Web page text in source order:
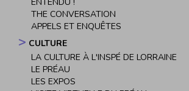
THE CONVERSATION
APPELS ET ENQUÊTES
CULTURE
LA CULTURE À L'INSPÉ DE LORRAINE
LE PRÉAU
LES EXPOS